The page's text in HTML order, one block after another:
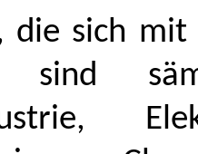
die sich
sind